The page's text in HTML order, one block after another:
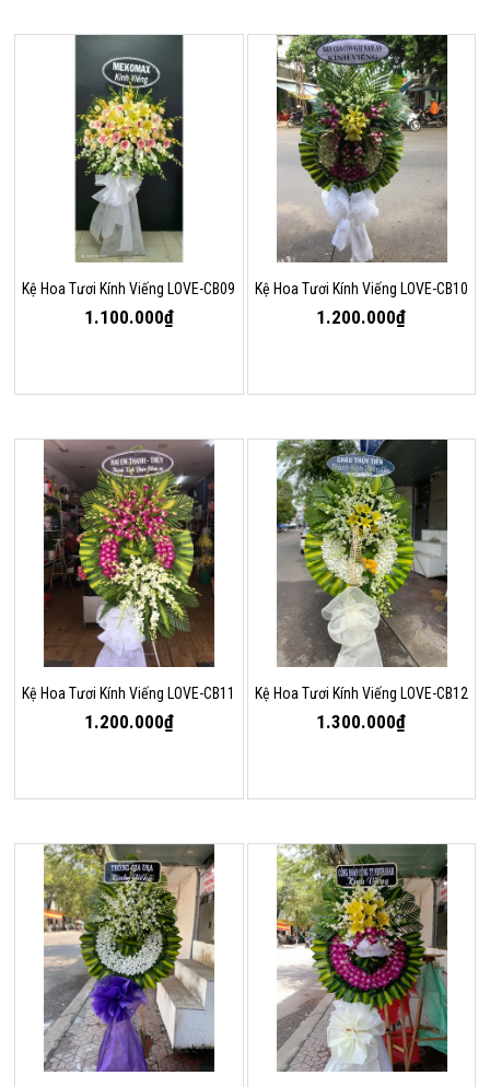
Kệ Hoa Tươi Kính Viếng LOVE-CB09
1.100.000₫
Kệ Hoa Tươi Kính Viếng LOVE-CB10
1.200.000₫
Kệ Hoa Tươi Kính Viếng LOVE-CB11
1.200.000₫
Kệ Hoa Tươi Kính Viếng LOVE-CB12
1.300.000₫